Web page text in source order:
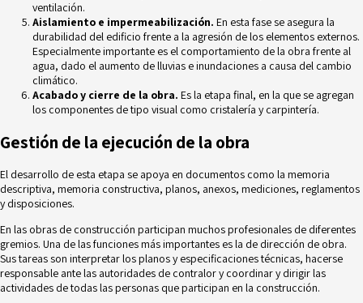
ventilación.
Aislamiento e impermeabilización. En esta fase se asegura la
durabilidad del edificio frente a la agresión de los elementos externos.
Especialmente importante es el comportamiento de la obra frente al
agua, dado el aumento de lluvias e inundaciones a causa del cambio
climático.
Acabado y cierre de la obra. Es la etapa final, en la que se agregan
los componentes de tipo visual como cristalería y carpintería.
Gestión de la ejecución de la obra
El desarrollo de esta etapa se apoya en documentos como la memoria
descriptiva, memoria constructiva, planos, anexos, mediciones, reglamentos
y disposiciones.
En las obras de construcción participan muchos profesionales de diferentes
gremios. Una de las funciones más importantes es la de dirección de obra.
Sus tareas son interpretar los planos y especificaciones técnicas, hacerse
responsable ante las autoridades de contralor y coordinar y dirigir las
actividades de todas las personas que participan en la construcción.